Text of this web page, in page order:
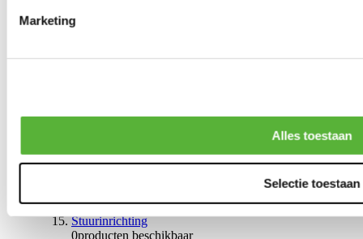
Marketing
Alles toestaan
Selectie toestaan
0producten beschikbaar
0producten beschikbaar
Remmen overige
0producten beschikbaar
Stuurinrichting
0producten beschikbaar